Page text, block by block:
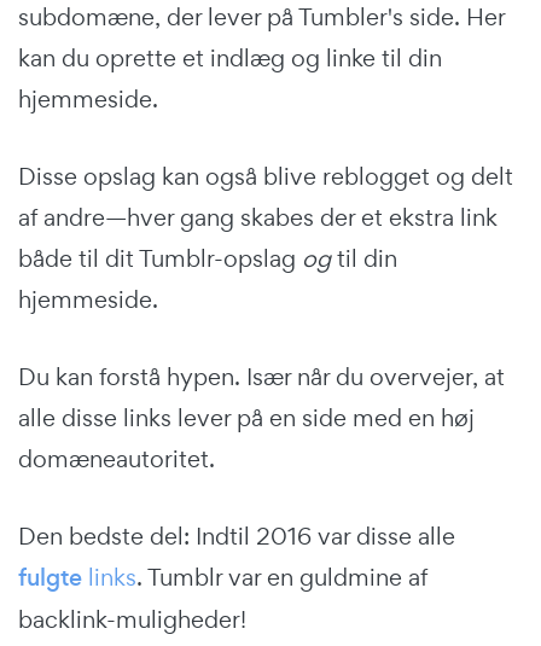
subdomæne, der lever på Tumbler's side. Her
kan du oprette et indlæg og linke til din
hjemmeside.
Disse opslag kan også blive reblogget og delt
af andre—hver gang skabes der et ekstra link
både til dit Tumblr-opslag ogtil din
hjemmeside.
Du kan forstå hypen. Især når du overvejer, at
alle disse links lever på en side med en høj
domæneautoritet.
Den bedste del: Indtil 2016 var disse alle
fulgte links. Tumblr var en guldmine af
backlink-muligheder!